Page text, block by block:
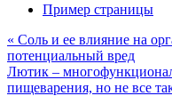
Пример страницы
« Соль и ее влияние на
потенциальный вред
Лютик –
пищеварения, но не все